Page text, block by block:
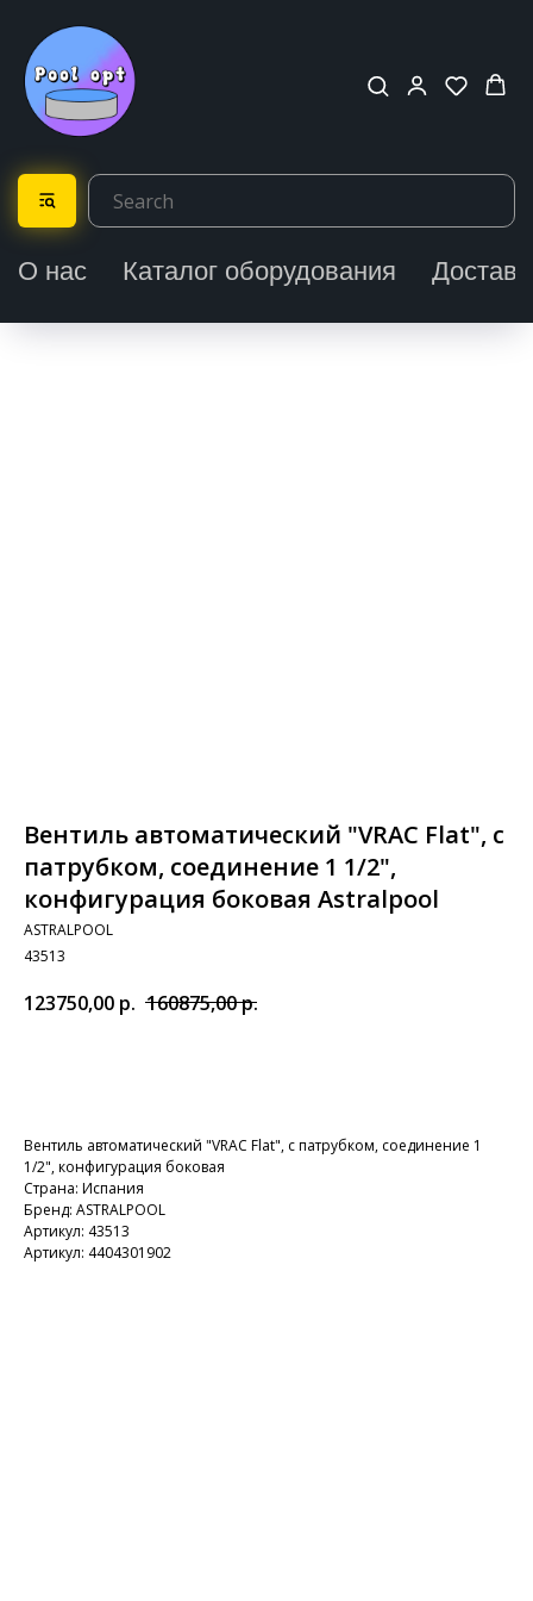
О нас Каталог оборудования
Вентиль автоматический "VRAC Flat", с
патрубком, соединение 1 1/2",
конфигурация боковая Astralpool
ASTRALPOOL
43513
123750,00 р. 160875,00р.
Вентиль автоматический "VRAC Flat", с патрубком, соединение 1
1/2", конфигурация боковая
Страна: Испания
Бренд: ASTRALPOOL
Артикул: 43513
Артикул: 4404301902